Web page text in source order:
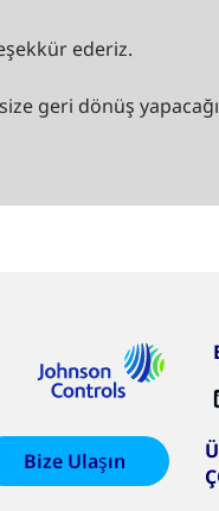
ederiz.
geri dönüş
Bize Ulaşın